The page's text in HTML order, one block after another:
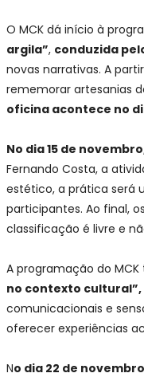
O MCK dá início à
argila”, conduzida
novas narrativas. A
rememorar artesanias
oficina acontece no
No dia 15 de
Fernando Costa, a
estético, a prática será
participantes. Ao final,
classificação é livre e
A programação do
no contexto cultural”,
comunicacionais e
oferecer experiências
No dia 22 de novembro